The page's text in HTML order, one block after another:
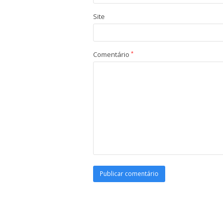
Site
Comentário *